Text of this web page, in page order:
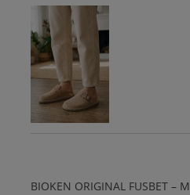
BIOKEN ORIGINAL FUSBET –